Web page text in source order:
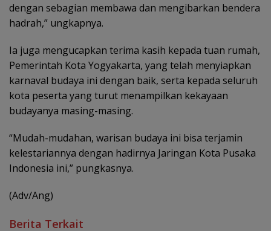
dengan sebagian membawa dan mengibarkan bendera
hadrah,” ungkapnya.
Ia juga mengucapkan terima kasih kepada tuan rumah,
Pemerintah Kota Yogyakarta, yang telah menyiapkan
karnaval budaya ini dengan baik, serta kepada seluruh
kota peserta yang turut menampilkan kekayaan
budayanya masing-masing.
“Mudah-mudahan, warisan budaya ini bisa terjamin
kelestariannya dengan hadirnya Jaringan Kota Pusaka
Indonesia ini,” pungkasnya.
(Adv/Ang)
Berita Terkait